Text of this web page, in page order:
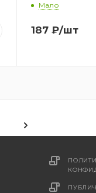
Мало
187₽/шт